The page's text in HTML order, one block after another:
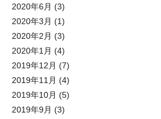
2020年6月 (3)
2020年3月 (1)
2020年2月 (3)
2020年1月 (4)
2019年12月 (7)
2019年11月 (4)
2019年10月 (5)
2019年9月 (3)